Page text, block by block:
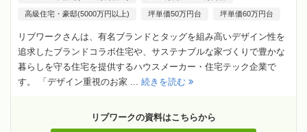
高級住宅・豪邸(5000万円以上) 坪単価50万円台 坪単価60万円台
リブワークさんは、有名ブランドとタッグを組み高いデザイン性を
追求したブランドコラボ住宅や、サステナブルな家づくりで豊かな
暮らしを守る住宅を提供するハウスメーカー・住宅テック企業で
す。 「デザイン重視のお家 ... 続きを読む
リブワークの資料はこちらから